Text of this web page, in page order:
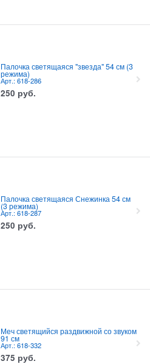
Палочка светящаяся "звезда" 54 см (3
режима)
Арт.: 618-286
250 руб.
Палочка светящаяся Снежинка 54 см
(3 режима)
Арт.: 618-287
250 руб.
Меч светящийся раздвижной со звуком
91 см
Арт.: 618-332
375 руб.